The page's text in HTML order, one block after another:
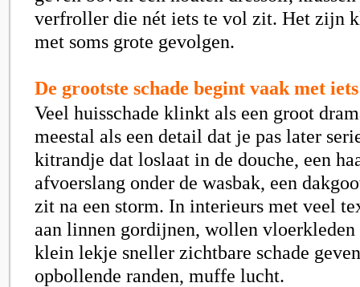
verfroller die nét iets te vol zit. Het zijn
met soms grote gevolgen.
De grootste schade begint vaak met
Veel huisschade klinkt als een groot
meestal als een detail dat je pas later
kitrandje dat loslaat in de douche, een
afvoerslang onder de wasbak, een
zit na een storm. In interieurs met veel
aan linnen gordijnen, wollen vloerkleden
klein lekje sneller zichtbare schade
opbollende randen, muffe lucht.